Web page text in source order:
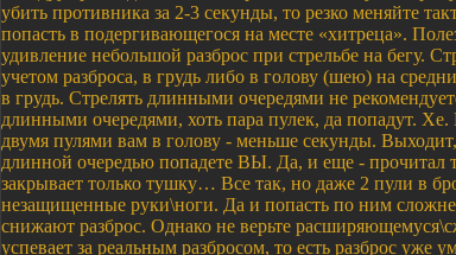
убить противника за 2-3 секунды, то резко меняйте
попасть в подергивающегося на месте «хитреца».
удивление небольшой разброс при стрельбе на бегу.
учетом разброса, в грудь либо в голову (шею) на
в грудь. Стрелять длинными очередями не
длинными очередями, хоть пара пулек, да попадут.
двумя пулями вам в голову - меньше секунды.
длинной очередью попадете ВЫ. Да, и еще - прочитал
закрывает только тушку… Все так, но даже 2 пули в
незащищенные руки\ноги. Да и попасть по ним
снижают разброс. Однако не верьте
успевает за реальным разбросом, то есть разброс